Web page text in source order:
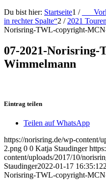
Du bist hier: Startseite1 /
in rechter Spalte“2 / 2021
Norisring-TWL-copyright-
07-2021-
Wimmelmann
Eintrag teilen
Teilen auf WhatsApp
https://norisring.de/wp-content/
2.png 0 0 Katja Staudinger
content/uploads/2017/10/
Staudinger2022-01-17 16:35:12
Norisring-TWL-copyright-